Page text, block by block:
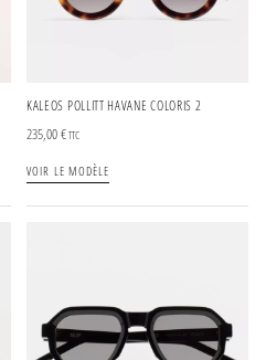
KALEOS POLLITT HAVANE COLORIS 2
235,00€TTC
VOIR LE MODÈLE